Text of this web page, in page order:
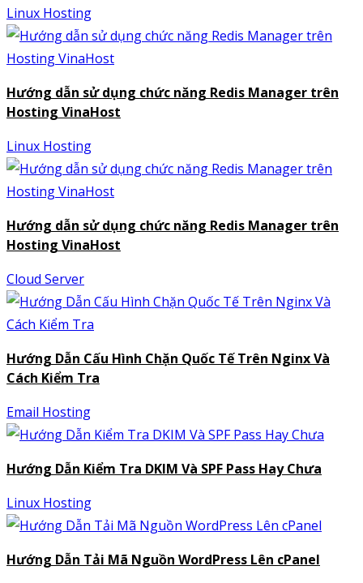
Linux Hosting
Hướng dẫn sử dụng chức năng Redis Manager trên
Hosting VinaHost
Linux Hosting
Hướng dẫn sử dụng chức năng Redis Manager trên
Hosting VinaHost
Cloud Server
Hướng Dẫn Cấu Hình Chặn Quốc Tế Trên Nginx Và
Cách Kiểm Tra
Email Hosting
Hướng Dẫn Kiểm Tra DKIM Và SPF Pass Hay Chưa
Linux Hosting
Hướng Dẫn Tải Mã Nguồn WordPress Lên cPanel